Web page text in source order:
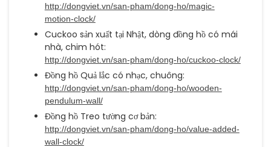
http://dongviet.vn/san-pham/dong-ho/magic-
motion-clock/
Cuckoo sản xuất tại Nhật, dòng đồng hồ có mái
nhà, chim hót:
http://dongviet.vn/san-pham/dong-ho/cuckoo-clock/
Đồng hồ Quả lắc có nhạc, chuông:
http://dongviet.vn/san-pham/dong-ho/wooden-
pendulum-wall/
Đồng hồ Treo tường cơ bản:
http://dongviet.vn/san-pham/dong-ho/value-added-
wall-clock/